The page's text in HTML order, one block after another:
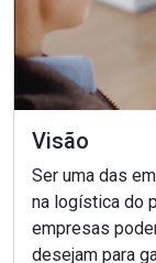
Visão
Ser uma das
na logística do
empresas
desejam para